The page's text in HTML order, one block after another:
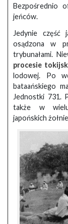
Bezpośrednio
jeńców.
Jedynie część
osądzona w
trybunałami.
procesie
lodowej. Po
bataańskiego
Jednostki 731.
także w wielu
japońskich